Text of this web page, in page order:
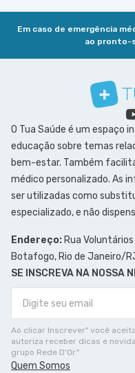
Em caso de emergência
ao pronto-
O Tua Saúde é um espaço
educação sobre temas
bem-estar. Também
médico personalizado. As
ser utilizadas como
especializado, e não
Endereço: Rua
Botafogo, Rio de Janeiro/
SE INSCREVA NA NOSSA
Ao clicar Inscrever" você
autoriza receber dicas e
grupo Rede D'Or."
Quem Somos